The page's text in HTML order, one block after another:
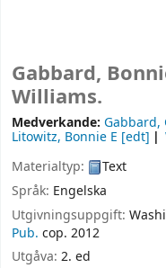
Gabbard,
Williams.
Medverkande: Gabbard,
Litowitz, Bonnie E [edt]
Materialtyp:
Text
Språk: Engelska
Utgivningsuppgift:
Pub. cop. 2012
Utgåva: 2. ed